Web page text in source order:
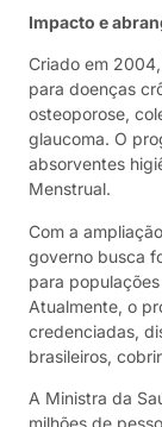
Impacto e
Criado em
para doenças
osteoporose,
glaucoma. O
absorventes
Menstrual.
Com a
governo busca
para
Atualmente, o
credenciadas,
brasileiros,
A Ministra da
milhões de